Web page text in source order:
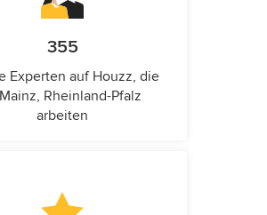
355
Experten auf Houzz, die
Rheinland-Pfalz
arbeiten